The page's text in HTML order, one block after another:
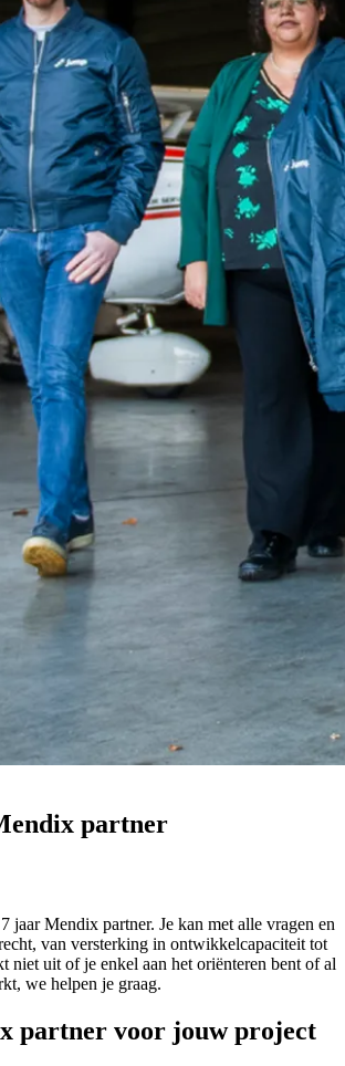
partner
jaar Mendix partner. Je kan met alle vragen en
van versterking in ontwikkelcapaciteit tot
niet uit of je enkel aan het oriënteren bent of al
we helpen je graag.
partner voor jouw project